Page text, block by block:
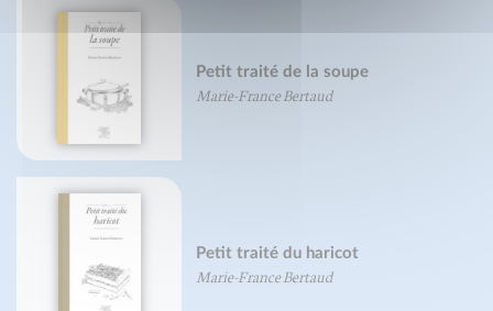
Petit traité de la soupe
Marie-France Bertaud
Petit traité du haricot
Marie-France Bertaud